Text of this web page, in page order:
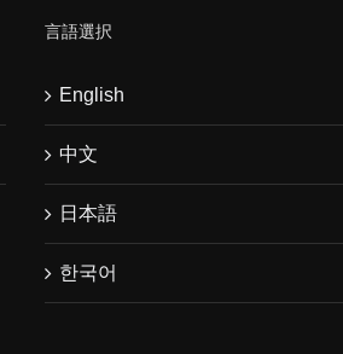
言語選択
English
中文
日本語
한국어